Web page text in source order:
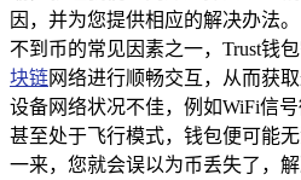
因，并为您提供相应的解决办法
不到币的常见因素之一，Trust钱
块链网络进行顺畅交互，从而获
设备网络状况不佳，例如WiFi信
甚至处于飞行模式，钱包便可能
一来，您就会误以为币丢失了，